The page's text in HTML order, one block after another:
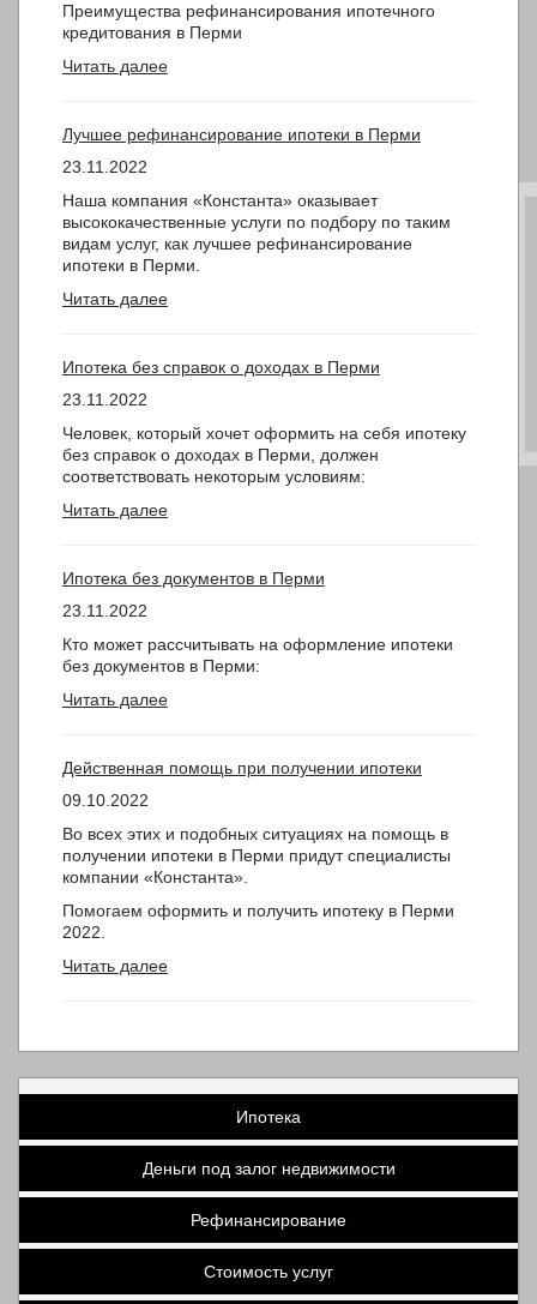
Преимущества рефинансирования ипотечного
кредитования в Перми
Читать далее
Лучшее рефинансирование ипотеки в Перми
23.11.2022
Наша компания «Константа» оказывает
высококачественные услуги по подбору по таким
видам услуг, как лучшее рефинансирование
ипотеки в Перми.
Читать далее
Ипотека без справок о доходах в Перми
23.11.2022
Человек, который хочет оформить на себя ипотеку
без справок о доходах в Перми, должен
соответствовать некоторым условиям:
Читать далее
Ипотека без документов в Перми
23.11.2022
Кто может рассчитывать на оформление ипотеки
без документов в Перми:
Читать далее
Действенная помощь при получении ипотеки
09.10.2022
Во всех этих и подобных ситуациях на помощь в
получении ипотеки в Перми придут специалисты
компании «Константа».
Помогаем оформить и получить ипотеку в Перми
2022.
Читать далее
Ипотека
Деньги под залог недвижимости
Рефинансирование
Стоимость услуг